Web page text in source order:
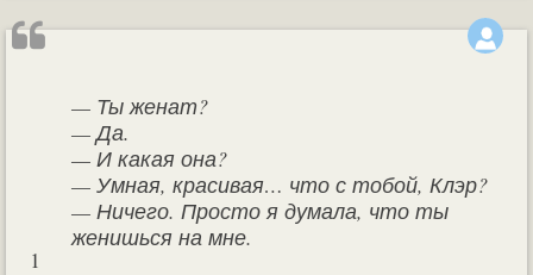
— Ты женат?
— Да.
— И какая она?
— Умная, красивая… что с тобой, Клэр?
— Ничего. Просто я думала, что ты
женишься на мне.
1